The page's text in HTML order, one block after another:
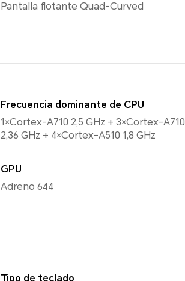
Pantalla flotante Quad-Curved
Frecuencia dominante de CPU
1×Cortex-A710 2,5 GHz + 3×Cortex-A710
2,36 GHz + 4×Cortex-A510 1,8 GHz
GPU
Adreno 644
Tipo de teclado